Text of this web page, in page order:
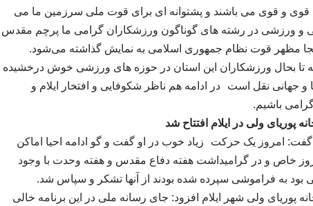
قوی و قوی می باشند و پشتوانه ای برای قوت ملی سرزمین ما می
و ورزشی در رشته های گوناگون ورزشکاران گرامی ما پرچم مقدس
آنجا مظهر قوت نظام جمهوری اسلامی به نمایش گذاشته می‌شود.
تا بحال ورزشکاران این استان در حوزه های ورزشی خوش درخشیده
و جهانی نقل است
در ادامه هم ناظر شکوفایی و افتخار ایلام و
باشیم.
گفت: امروز یک حرکت
زیاد خوب در او گفت و گو ادامه احیا اماکن
خاص و در گرامیداشت هفته دفاع مقدس و هفته وحدت با وجود
به فراموشی سپرده شده بودند از آنها تشکر و سپاس شد.
پوریای ولی شهر ایلام افزود: جای رسانه ملی در این برنامه خالی